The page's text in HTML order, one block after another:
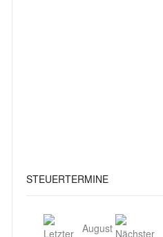
STEUERTERMINE
August